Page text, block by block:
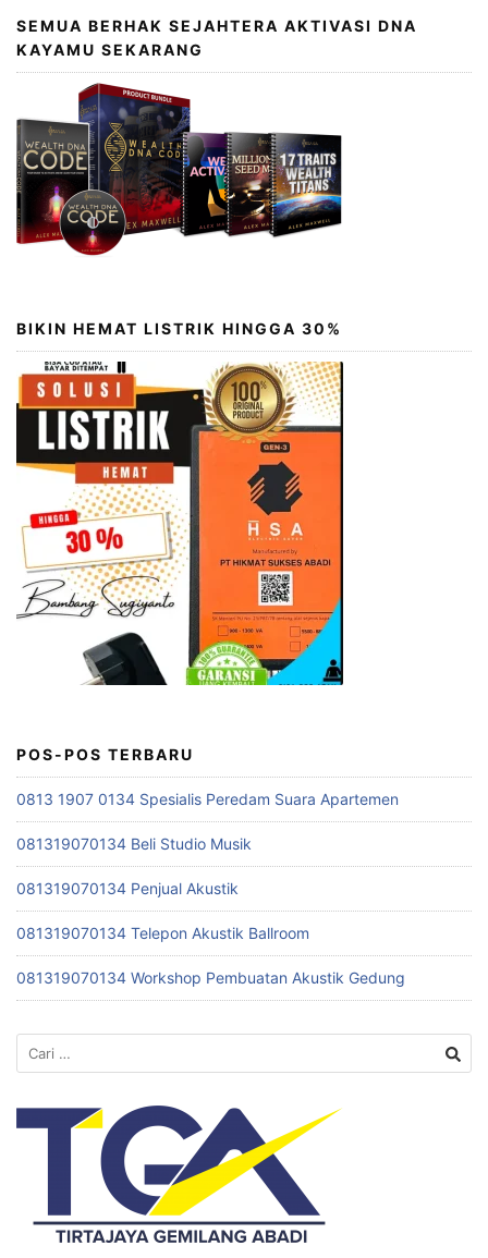
SEMUA BERHAK SEJAHTERA AKTIVASI DNA
KAYAMU SEKARANG
BIKIN HEMAT LISTRIK HINGGA 30%
POS-POS TERBARU
0813 1907 0134 Spesialis Peredam Suara Apartemen
081319070134 Beli Studio Musik
081319070134 Penjual Akustik
081319070134 Telepon Akustik Ballroom
081319070134 Workshop Pembuatan Akustik Gedung
Cari
untuk: